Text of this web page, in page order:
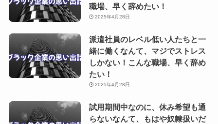
職場、早く辞めたい！
2025年4月28日
派遣社員のレベル低い人たちと一
緒に働くなんて、マジでストレス
しかない！こんな職場、早く辞め
たい！
2025年4月28日
試用期間中なのに、休み希望も通
らないなんて、もはや奴隷扱いだ